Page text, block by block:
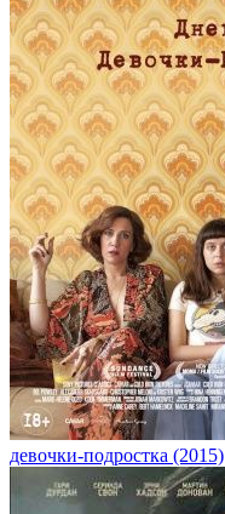
девочки-подростка (2015)